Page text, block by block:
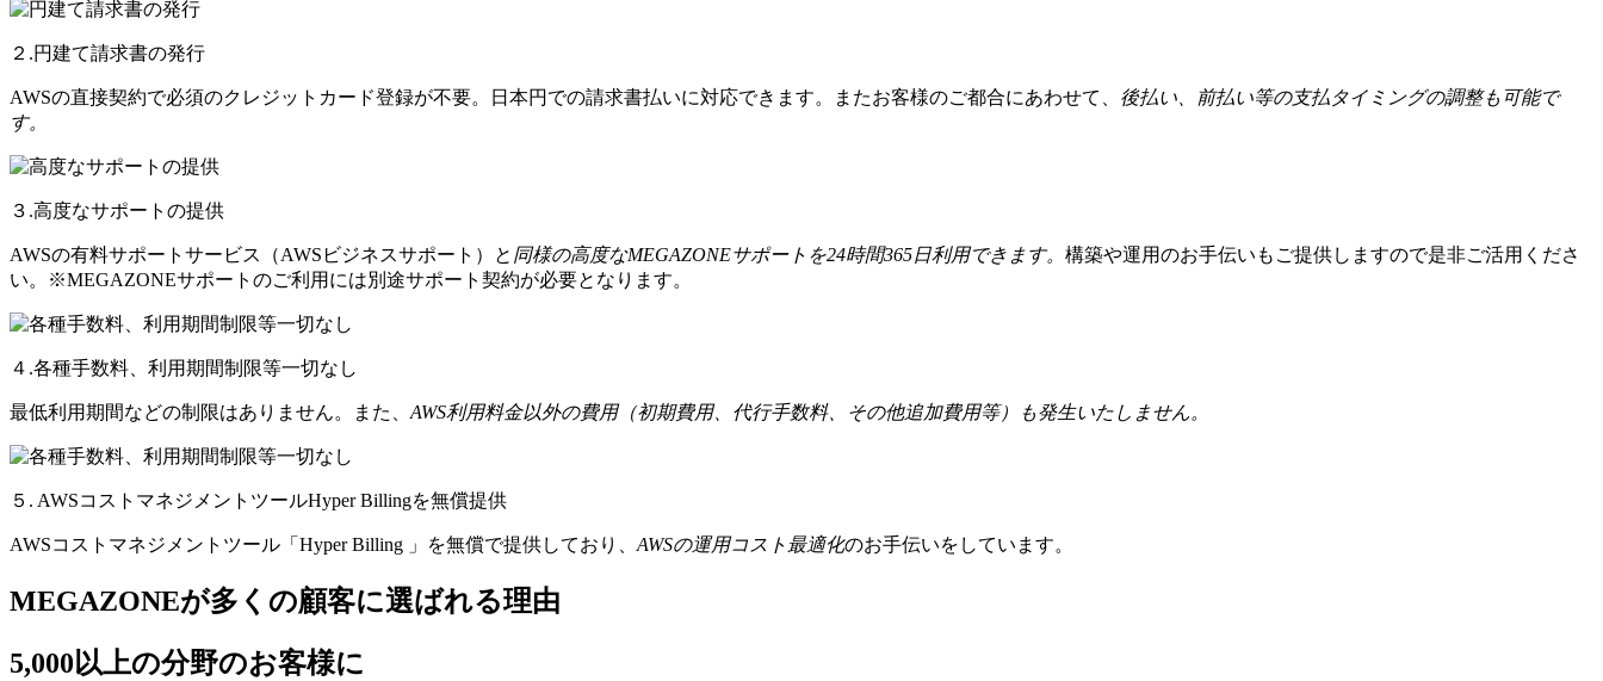
２.円建て請求書の発行
AWSの直接契約で必須のクレジットカード登録が不要。日本円での請求書払いに対応できます。またお客様のご都合にあわせて、 後払い、前払い等の支払タイミングの調整も可能で
す。
３.高度なサポートの提供
AWSの有料サポートサービス（AWSビジネスサポート）と 同様の高度なMEGAZONEサポートを24時間365日利用できます。 構築や運用のお手伝いもご提供しますので是非ご活用くださ
い。※MEGAZONEサポートのご利用には別途サポート契約が必要となります。
４.各種手数料、利用期間制限等一切なし
最低利用期間などの制限はありません。また、 AWS利用料金以外の費用（初期費用、代行手数料、その他追加費用等）も発生いたしません。
５. AWSコストマネジメントツールHyper Billingを無償提供
AWSコストマネジメントツール「Hyper Billing 」を無償で提供しており、 AWSの運⽤コスト最適化のお⼿伝いをしています。
MEGAZONEが多くの顧客に選ばれる理由
5,000以上の分野のお客様に